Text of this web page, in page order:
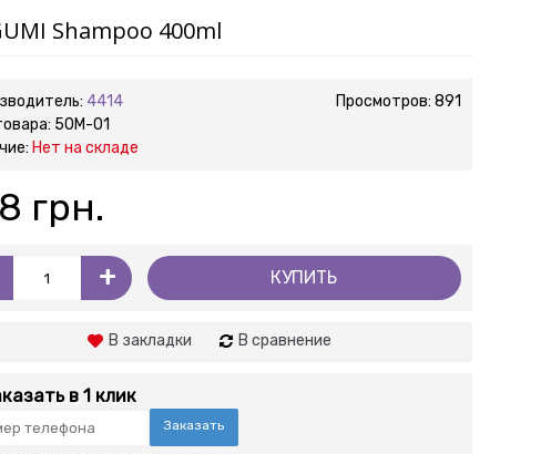
Shampoo 400ml
Просмотров: 891
4414
50M-01
Нет на складе
грн.
+ КУПИТЬ
В закладки В сравнение
в 1 клик
Заказать